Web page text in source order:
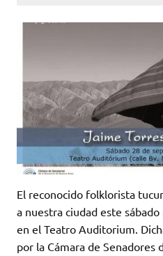
El reconocido folklorista
a nuestra ciudad este
en el Teatro Auditorium.
por la Cámara de Senadores